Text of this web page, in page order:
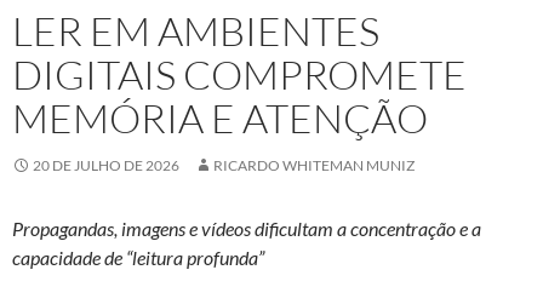
LER EM AMBIENTES
DIGITAIS COMPROMETE
MEMÓRIA E ATENÇÃO
20 DE JULHO DE 2026 RICARDO WHITEMAN MUNIZ
Propagandas, imagens e vídeos dificultam a concentração e a
capacidade de “leitura profunda”